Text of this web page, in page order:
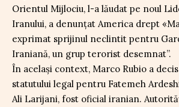
Orientul Mijlociu, l-a lăudat pe noul
Iranului, a denunţat America drept
exprimat sprijinul neclintit pentru
Iraniană, un grup terorist desemnat”.
În același context, Marco Rubio a
statutului legal pentru Fatemeh
Ali Larijani, fost oficial iranian.